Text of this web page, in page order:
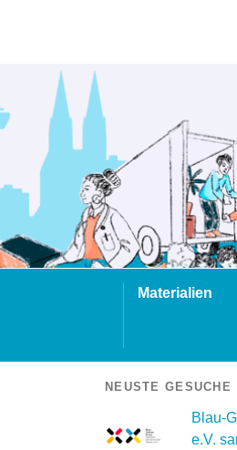
Materialien
NEUSTE GESUCHE
Blau-
e.V.